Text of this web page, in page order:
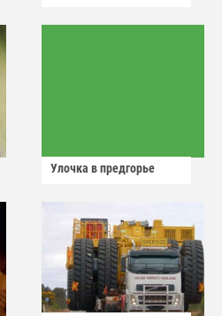
Улочка в предгорье